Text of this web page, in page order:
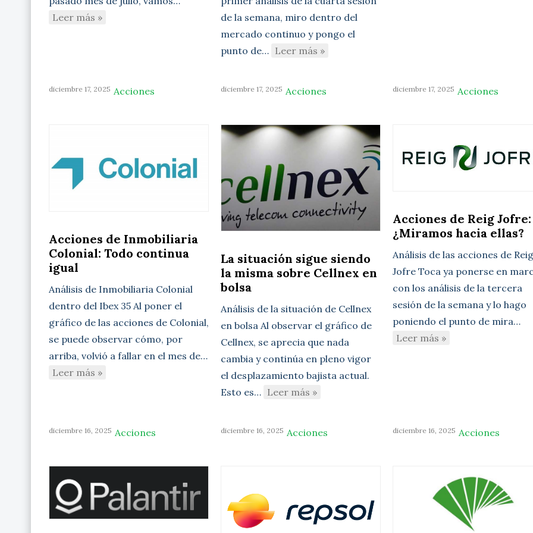
Leer más »
de la semana, miro dentro del
mercado continuo y pongo el
punto de… Leer más »
diciembre 17, 2025 Acciones
Acciones de Inmobiliaria
Colonial: Todo continua
igual
Análisis de Inmobiliaria Colonial
dentro del Ibex 35 Al poner el
gráfico de las acciones de Colonial,
se puede observar cómo, por
arriba, volvió a fallar en el mes de…
Leer más »
diciembre 17, 2025 Acciones
La situación sigue siendo
la misma sobre Cellnex en
bolsa
Análisis de la situación de Cellnex
en bolsa Al observar el gráfico de
Cellnex, se aprecia que nada
cambia y continúa en pleno vigor
el desplazamiento bajista actual.
Esto es… Leer más »
diciembre 17, 2025 Acciones
Acciones de Reig Jofre:
¿Miramos hacia ellas?
Análisis de las acciones de
Jofre Toca ya ponerse en
con los análisis de la tercera
sesión de la semana y lo hago
poniendo el punto de mira…
Leer más »
diciembre 16, 2025 Acciones diciembre 16, 2025 Acciones diciembre 16, 2025 Acciones